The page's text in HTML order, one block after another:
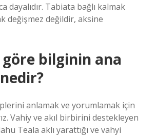
dayalıdır. Tabiata bağlı kalmak
değişmez değildir, aksine
göre bilginin ana
anlamak ve yorumlamak için
Vahiy ve akıl birbirini destekleyen
Teala aklı yarattığı ve vahyi